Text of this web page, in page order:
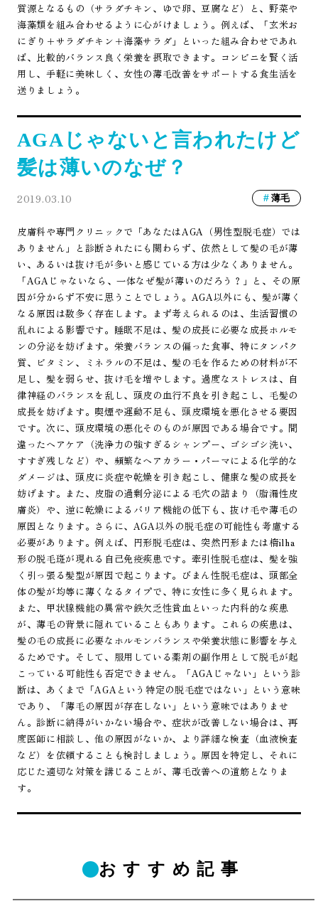
質源となるもの（サラダチキン、ゆで卵、豆腐など）と、野菜や
海藻類を組み合わせるように心がけましょう。例えば、「玄米お
にぎり＋サラダチキン＋海藻サラダ」といった組み合わせであれ
ば、比較的バランス良く栄養を摂取できます。コンビニを賢く活
用し、手軽に美味しく、女性の薄毛改善をサポートする食生活を
送りましょう。
AGAじゃないと言われたけど
髪は薄いのなぜ？
2019.03.10 薄毛
皮膚科や専門クリニックで「あなたはAGA（男性型脱毛症）では
ありません」と診断されたにも関わらず、依然として髪の毛が薄
い、あるいは抜け毛が多いと感じている方は少なくありません。
「AGAじゃないなら、一体なぜ髪が薄いのだろう？」と、その原
因が分からず不安に思うことでしょう。AGA以外にも、髪が薄く
なる原因は数多く存在します。まず考えられるのは、生活習慣の
乱れによる影響です。睡眠不足は、髪の成長に必要な成長ホルモ
ンの分泌を妨げます。栄養バランスの偏った食事、特にタンパク
質、ビタミン、ミネラルの不足は、髪の毛を作るための材料が不
足し、髪を弱らせ、抜け毛を増やします。過度なストレスは、自
律神経のバランスを乱し、頭皮の血行不良を引き起こし、毛髪の
成長を妨げます。喫煙や運動不足も、頭皮環境を悪化させる要因
です。次に、頭皮環境の悪化そのものが原因である場合です。間
違ったヘアケア（洗浄力の強すぎるシャンプー、ゴシゴシ洗い、
すすぎ残しなど）や、頻繁なヘアカラー・パーマによる化学的な
ダメージは、頭皮に炎症や乾燥を引き起こし、健康な髪の成長を
妨げます。また、皮脂の過剰分泌による毛穴の詰まり（脂漏性皮
膚炎）や、逆に乾燥によるバリア機能の低下も、抜け毛や薄毛の
原因となります。さらに、AGA以外の脱毛症の可能性も考慮する
必要があります。例えば、円形脱毛症は、突然円形または楕ilha
形の脱毛斑が現れる自己免疫疾患です。牽引性脱毛症は、髪を強
く引っ張る髪型が原因で起こります。びまん性脱毛症は、頭部全
体の髪が均等に薄くなるタイプで、特に女性に多く見られます。
また、甲状腺機能の異常や鉄欠乏性貧血といった内科的な疾患
が、薄毛の背景に隠れていることもあります。これらの疾患は、
髪の毛の成長に必要なホルモンバランスや栄養状態に影響を与え
るためです。そして、服用している薬剤の副作用として脱毛が起
こっている可能性も否定できません。「AGAじゃない」という診
断は、あくまで「AGAという特定の脱毛症ではない」という意味
であり、「薄毛の原因が存在しない」という意味ではありませ
ん。診断に納得がいかない場合や、症状が改善しない場合は、再
度医師に相談し、他の原因がないか、より詳細な検査（血液検査
など）を依頼することも検討しましょう。原因を特定し、それに
応じた適切な対策を講じることが、薄毛改善への道筋となりま
す。
おすすめ記事